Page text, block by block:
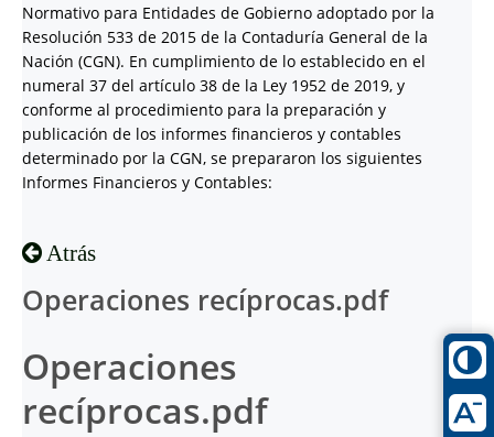
Normativo para Entidades de Gobierno adoptado por la
Resolución 533 de 2015 de la Contaduría General de la
Nación (CGN). En cumplimiento de lo establecido en el
numeral 37 del artículo 38 de la Ley 1952 de 2019, y
conforme al procedimiento para la preparación y
publicación de los informes financieros y contables
determinado por la CGN, se prepararon los siguientes
Informes Financieros y Contables:
Atrás
Operaciones recíprocas.pdf
Operaciones
recíprocas.pdf